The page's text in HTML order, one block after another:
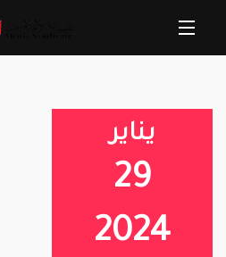
يناير
29
2024